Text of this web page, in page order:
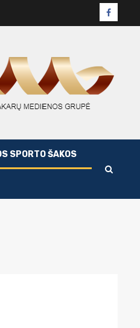
SPORTO ŠAKOS